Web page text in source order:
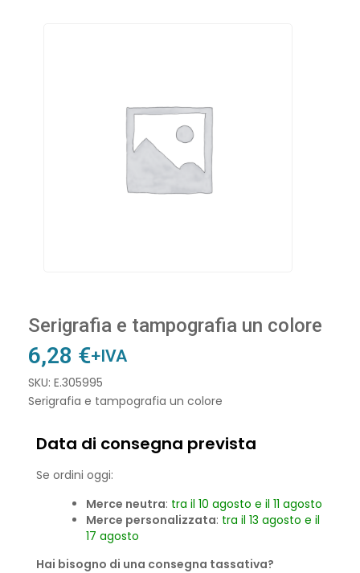
Serigrafia e tampografia un colore
6,28 €+IVA
SKU: E.305995
Serigrafia e tampografia un colore
Data di consegna prevista
Se ordini oggi:
Merce neutra: tra il 10 agosto e il 11 agosto
Merce personalizzata: tra il 13 agosto e il
17 agosto
Hai bisogno di una consegna tassativa?